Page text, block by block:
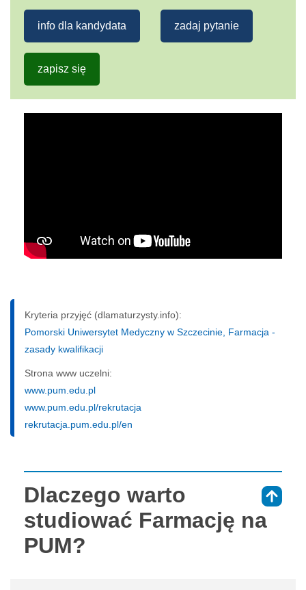
info dla kandydata zadaj pytanie
zapisz się
Kryteria przyjęć (dlamaturzysty.info):
Pomorski Uniwersytet Medyczny w Szczecinie, Farmacja -
zasady kwalifikacji
Strona www uczelni:
www.pum.edu.pl
www.pum.edu.pl/rekrutacja
rekrutacja.pum.edu.pl/en
Dlaczego warto
studiować Farmację na
PUM?